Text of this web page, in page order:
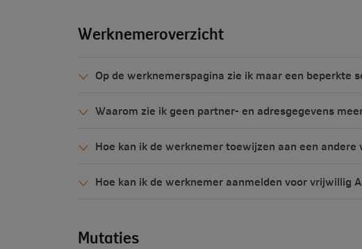
Werknemeroverzicht
Op de werknemerspagina zie ik maar een beperkte
Waarom zie ik geen partner- en adresgegevens
Hoe kan ik de werknemer toewijzen aan een
Hoe kan ik de werknemer aanmelden voor vrijwillig
Mutaties